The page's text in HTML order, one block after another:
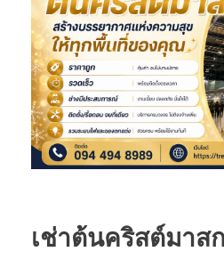
เช่าต้นคริสต์มา